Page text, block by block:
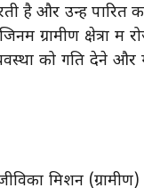
है और उन्हें पारित
ग्रामीण क्षेत्रों में
को गति देने और
मिशन